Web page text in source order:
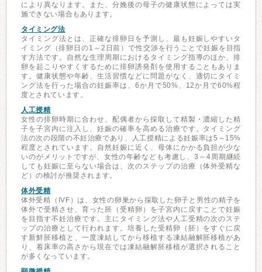
により異なります。また、分娩後の母子の健康状態によっては実
施できない場合もあります。
タイミング法
タイミング法とは、正確な排卵日を予測し、最も妊娠しやすいタ
イミング（排卵日の1～2日前）で性交渉を行うことで妊娠を目指
す方法です。自然な生理周期におけるタイミング指導のほか、排
卵を起こりやすくするために排卵誘発剤を使用することもありま
す。健康状態や年齢、生活習慣などに問題がなく、適切にタイミ
ング法を行った場合の妊娠率は、6か月で50%、12か月で60%程
度とされています。
人工授精
女性の排卵時期に合わせ、配偶者から採取して精製・濃縮した精
子を子宮内に注入し、妊娠の確率を高める治療です。タイミング
法の次の段階の不妊治療であり、人工授精による妊娠率は5～15%
程度とされています。自然妊娠に近く、母体にかかる負担が少な
いのがメリットですが、女性の年齢なども考慮し、3～4周期継続
しても妊娠に至らない場合は、次のステップの治療（体外受精な
ど）の検討が推奨されます。
体外受精
体外受精（IVF）は、女性の卵巣から採取した卵子と男性の精子を
体外で受精させ、育った胚（受精卵）を子宮内に戻すことで妊娠
を目指す不妊治療です。主にタイミング法や人工受精の次のステ
ップの治療として行われます。培養した受精卵（胚）をすぐに戻
す新鮮胚移植と、一度凍結してから移植する凍結融解胚移植があ
り、着床率の高さから現在では凍結融解胚移植が選択されること
が多くなっています。